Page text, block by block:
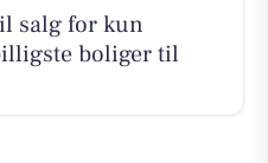
salg for kun
boliger til